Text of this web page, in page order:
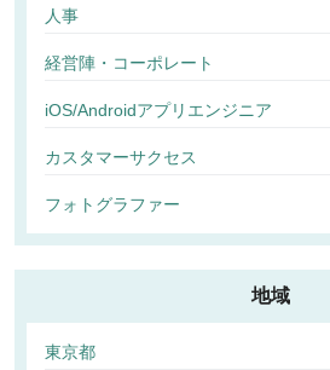
人事
経営陣・コーポレート
iOS/Androidアプリエンジニア
カスタマーサクセス
フォトグラファー
地域
東京都